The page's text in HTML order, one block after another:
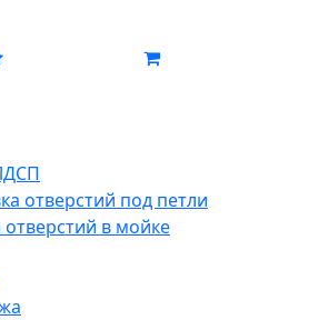
отверстий под петли
в мойке